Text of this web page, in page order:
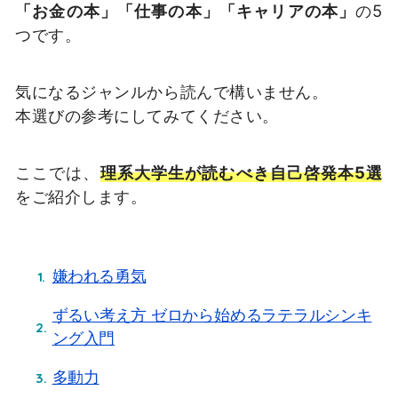
「お金の本」「仕事の本」「キャリアの本」の5
つです。
気になるジャンルから読んで構いません。
本選びの参考にしてみてください。
ここでは、 理系大学生が読むべき自己啓発本5選
をご紹介します。
嫌われる勇気
ずるい考え方 ゼロから始めるラテラルシンキ
ング入門
多動力